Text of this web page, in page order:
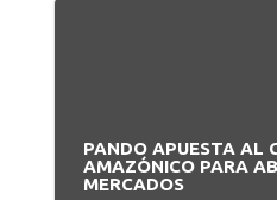
PANDO APUESTA AL
AMAZÓNICO PARA
MERCADOS